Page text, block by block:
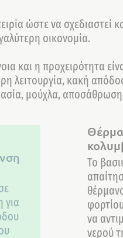
ώστε να
οικονομία.
και η προχειρότητα
λειτουργία, κακή
μούχλα,
για
Το
να
νερού